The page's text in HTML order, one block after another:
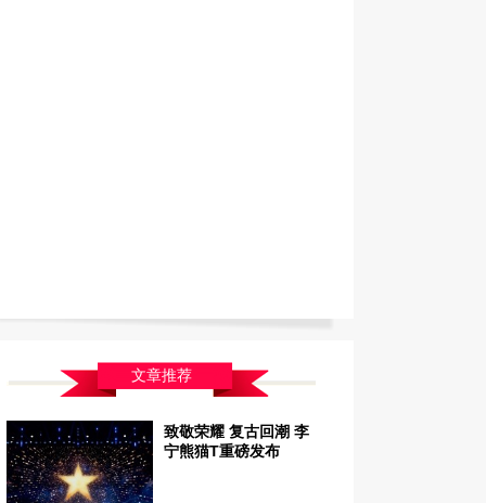
文章推荐
致敬荣耀 复古回潮 李
宁熊猫T重磅发布